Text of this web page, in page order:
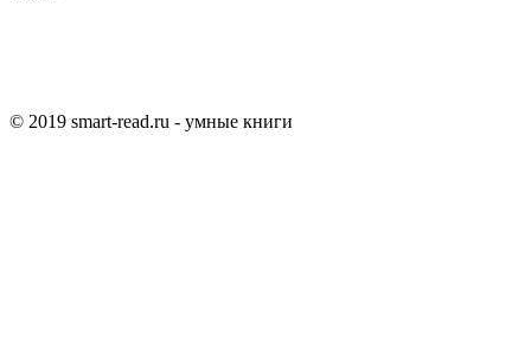
© 2019 smart-read.ru - умные книги